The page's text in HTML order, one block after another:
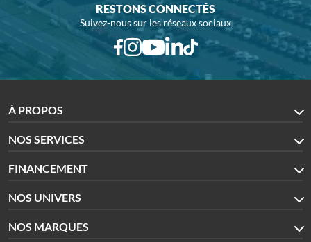
RESTONS CONNECTÉS
Suivez-nous sur les réseaux sociaux
À PROPOS
NOS SERVICES
FINANCEMENT
NOS UNIVERS
NOS MARQUES